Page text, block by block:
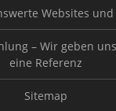
Websites und
– Wir geben
eine Referenz
Sitemap